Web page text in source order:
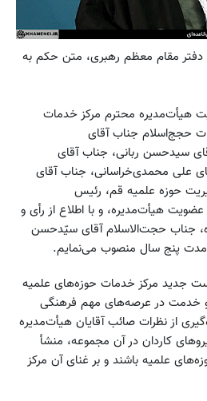
دفتر مقام معظم رهبری، متن حکم به
هیأت‌مدیره محترم مرکز خدمات
حجج‌اسلام جناب آقای
سیدحسن ربانی، جناب آقای
علی محمدی‌خراسانی، جناب آقای
حوزه علمیه قم، رئیس
هیأت‌مدیره، و با اطلاع از رأی و
جناب حجت‌الاسلام آقای سیّدحسن
پنج سال منصوب می‌نمایم.
جدید مرکز خدمات حوزه‌های علمیه
و خدمت در عرصه‌های مهم فرهنگی
از نظرات صائب آقایان هیأت‌مدیره
کاردان در آن مجموعه، منشأ
علمیه باشند و بر غنای آن مرکز